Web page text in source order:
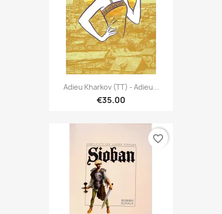
Adieu Kharkov (TT) - Adieu...
€35.00
favorite_border